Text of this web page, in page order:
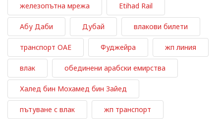
железопътна мрежа Etihad Rail
Абу Даби Дубай влакови билети
транспорт ОАЕ Фуджейра жп линия
влак обединени арабски емирства
Халед бин Мохамед бин Зайед
пътуване с влак жп транспорт